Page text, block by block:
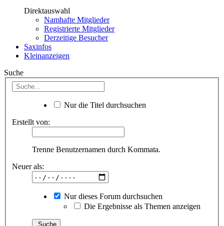
Direktauswahl
Namhafte Mitglieder
Registrierte Mitglieder
Derzeitige Besucher
Saxinfos
Kleinanzeigen
Suche
Nur die Titel durchsuchen
Erstellt von:
Trenne Benutzernamen durch Kommata.
Neuer als:
Nur dieses Forum durchsuchen
Die Ergebnisse als Themen anzeigen